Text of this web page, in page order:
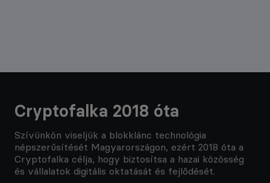
Cryptofalka 2018 óta
Szívünkön viseljük a blokklánc technológia
népszerűsítését Magyarországon, ezért 2018 óta a
Cryptofalka célja, hogy biztosítsa a hazai közösség
és vállalatok digitális oktatását és fejlődését.